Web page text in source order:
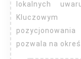
lokalnych
Kluczowym
pozwala na